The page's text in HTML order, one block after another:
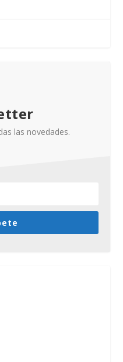
las novedades.